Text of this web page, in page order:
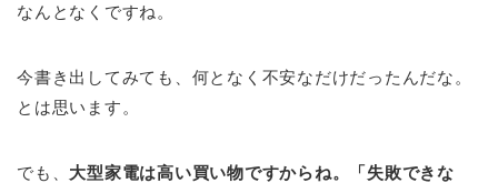
なんとなくですね。
今書き出してみても、何となく不安なだけだったんだな。
とは思います。
でも、 大型家電は高い買い物ですからね。「失敗できな